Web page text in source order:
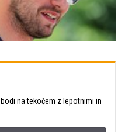
na tekočem z lepotnimi in